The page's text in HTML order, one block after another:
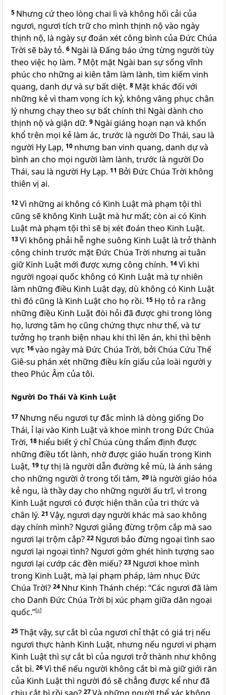
5 Nhưng cứ theo lòng chai lì và không hối cải của
ngươi, ngươi tích trữ cho mình thịnh nộ vào ngày
thịnh nộ, là ngày sự đoán xét công bình của Đức Chúa
Trời sẽ bày tỏ. 6 Ngài là Đấng báo ứng từng người tùy
theo việc họ làm. 7 Một mặt Ngài ban sự sống vĩnh
phúc cho những ai kiên tâm làm lành, tìm kiếm vinh
quang, danh dự và sự bất diệt. 8 Mặt khác đối với
những kẻ vì tham vọng ích kỷ, không vâng phục chân
lý nhưng chạy theo sự bất chính thì Ngài dành cho
thịnh nộ và giận dữ. 9 Ngài giáng hoạn nạn và khốn
khổ trên mọi kẻ làm ác, trước là người Do Thái, sau là
người Hy Lạp, 10 nhưng ban vinh quang, danh dự và
bình an cho mọi người làm lành, trước là người Do
Thái, sau là người Hy Lạp. 11 Bởi Đức Chúa Trời không
thiên vị ai.
12Vì những ai không có Kinh Luật mà phạm tội thì
cũng sẽ không Kinh Luật mà hư mất; còn ai có Kinh
Luật mà phạm tội thì sẽ bị xét đoán theo Kinh Luật.
13Vì không phải hễ nghe suông Kinh Luật là trở thành
công chính trước mặt Đức Chúa Trời nhưng ai tuân
giữ Kinh Luật mới được xưng công chính. 14Vì khi
người ngoại quốc không có Kinh Luật mà tự nhiên
làm những điều Kinh Luật dạy, dù không có Kinh Luật
thì đó cũng là Kinh Luật cho họ rồi. 15 Họ tỏ ra rằng
những điều Kinh Luật đòi hỏi đã được ghi trong lòng
họ, lương tâm họ cũng chứng thực như thế, và tư
tưởng họ tranh biện nhau khi thì lên án, khi thì bênh
vực 16vào ngày mà Đức Chúa Trời, bởi Chúa Cứu Thế
Giê-su phán xét những điều kín giấu của loài người y
theo Phúc Âm của tôi.
Người Do Thái Và Kinh Luật
17 Nhưng nếu ngươi tự đắc mình là dòng giống Do
Thái, ỉ lại vào Kinh Luật và khoe mình trong Đức Chúa
Trời, 18 hiểu biết ý chỉ Chúa cùng thẩm định được
những điều tốt lành, nhờ được giáo huấn trong Kinh
Luật, 19tự thị là người dẫn đường kẻ mù, là ánh sáng
cho những người ở trong tối tăm, 20 là người giáo hóa
kẻ ngu, là thầy dạy cho những người ấu trĩ, vì trong
Kinh Luật ngươi có được hiện thân của tri thức và
chân lý. 21 Vậy, ngươi dạy người khác mà sao không
dạy chính mình? Ngươi giảng đừng trộm cắp mà sao
ngươi lại trộm cắp? 22 Ngươi bảo đừng ngoại tình sao
ngươi lại ngoại tình? Ngươi gớm ghét hình tượng sao
ngươi lại cướp các đền miếu? 23 Ngươi khoe mình
trong Kinh Luật, mà lại phạm pháp, làm nhục Đức
Chúa Trời? 24 Như Kinh Thánh chép: “Các ngươi đã làm
cho Danh Đức Chúa Trời bị xúc phạm giữa dân ngoại
quốc.”[a]
25Thật vậy, sự cắt bì của ngươi chỉ thật có giá trị nếu
ngươi thực hành Kinh Luật, nhưng nếu ngươi vi phạm
Kinh Luật thì sự cắt bì của ngươi trở thành như không
cắt bì. 26Vì thế nếu người không cắt bì mà giữ giới răn
của Kinh Luật thì người đó sẽ chẳng được kể như đã
27